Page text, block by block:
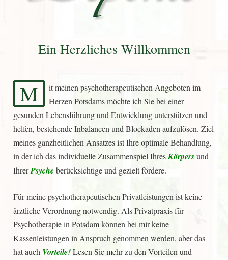
Ein Herzliches Willkommen
M
it meinen psychotherapeutischen Angeboten im
Herzen Potsdams möchte ich Sie bei einer
gesunden Lebensführung und Entwicklung unterstützen und
helfen, bestehende Inbalancen und Blockaden aufzulösen. Ziel
meines ganzheitlichen Ansatzes ist Ihre optimale Behandlung,
in der ich das individuelle Zusammenspiel IhresKörpersund
IhrerPsycheberücksichtige und gezielt fördere.
Für meine psychotherapeutischen Privatleistungen ist keine
ärztliche Verordnung notwendig. Als Privatpraxis für
Psychotherapie in Potsdam können bei mir keine
Kassenleistungen in Anspruch genommen werden, aber das
hat auch Vorteile!Lesen Sie mehr zu den Vorteilen und